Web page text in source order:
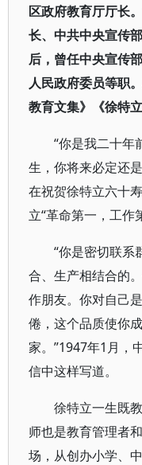
区政府教育厅厅长
长、中共中央宣传
后，曾任中央宣传
人民政府委员等职
教育文集》《徐特立
“你是我二十年
生，你将来必定还
在祝贺徐特立六十
立“革命第一，工作
“你是密切联系
合、生产相结合的
作朋友。你对自己
倦，这个品质使你
家。”1947年1月，
信中这样写道。
徐特立一生既
师也是教育管理者
场，从创办小学、